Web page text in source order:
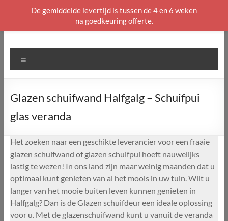
naar
Glazen schuifwand Halfgalg – Schuifpui
glas veranda
Het zoeken naar een geschikte leverancier voor een fraaie
glazen schuifwand of glazen schuifpui hoeft nauwelijks
lastig te wezen! In ons land zijn maar weinig maanden dat u
optimaal kunt genieten van al het moois in uw tuin. Wilt u
langer van het mooie buiten leven kunnen genieten in
Halfgalg? Dan is de Glazen schuifdeur een ideale oplossing
voor u. Met de glazenschuifwand kunt u vanuit de veranda
De gemiddelde levertijd is tussen de 4 en 6 weken
na goedkeuring offerte.